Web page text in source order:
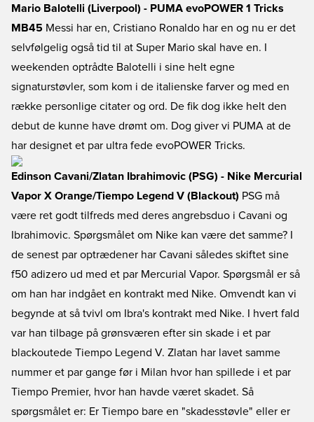
Mario Balotelli (Liverpool) - PUMA evoPOWER 1 Tricks
MB45 Messi har en, Cristiano Ronaldo har en og nu er det
selvfølgelig også tid til at Super Mario skal have en. I
weekenden optrådte Balotelli i sine helt egne
signaturstøvler, som kom i de italienske farver og med en
række personlige citater og ord. De fik dog ikke helt den
debut de kunne have drømt om. Dog giver vi PUMA at de
har designet et par ultra fede evoPOWER Tricks.
Edinson Cavani/Zlatan Ibrahimovic (PSG) - Nike Mercurial
Vapor X Orange/Tiempo Legend V (Blackout) PSG må
være ret godt tilfreds med deres angrebsduo i Cavani og
Ibrahimovic. Spørgsmålet om Nike kan være det samme? I
de senest par optrædener har Cavani således skiftet sine
f50 adizero ud med et par Mercurial Vapor. Spørgsmål er så
om han har indgået en kontrakt med Nike. Omvendt kan vi
begynde at så tvivl om Ibra's kontrakt med Nike. I hvert fald
var han tilbage på grønsværen efter sin skade i et par
blackoutede Tiempo Legend V. Zlatan har lavet samme
nummer et par gange før i Milan hvor han spillede i et par
Tiempo Premier, hvor han havde været skadet. Så
spørgsmålet er: Er Tiempo bare en "skadesstøvle" eller er